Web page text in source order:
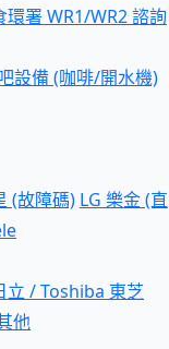
環署 WR1/WR2 諮詢
設備 (咖啡/開水機)
(故障碼) LG 樂金 (直
立 / Toshiba 東芝
他